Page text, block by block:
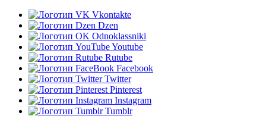
Vkontakte
Dzen
Odnoklassniki
Youtube
Rutube
Facebook
Twitter
Pinterest
Instagram
Tumblr